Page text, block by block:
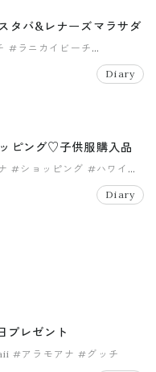
タバ&レナーズマラサダ
#ラニカイビーチ
Diary
ピング♡子供服購入品
#ショッピング #ハワイ
Diary
プレゼント
#アラモアナ #グッチ